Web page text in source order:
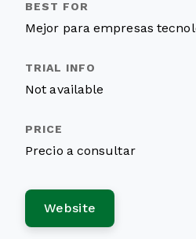
Mejor para empresas
Not available
Precio a consultar
Website